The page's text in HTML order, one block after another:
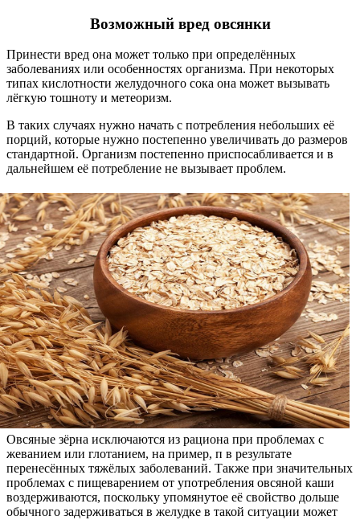
Возможный вред овсянки
Принести вред она может только при определённых
заболеваниях или особенностях организма. При некоторых
типах кислотности желудочного сока она может вызывать
лёгкую тошноту и метеоризм.
В таких случаях нужно начать с потребления небольших её
порций, которые нужно постепенно увеличивать до размеров
стандартной. Организм постепенно приспосабливается и в
дальнейшем её потребление не вызывает проблем.
Овсяные зёрна исключаются из рациона при проблемах с
жеванием или глотанием, на пример, п в результате
перенесённых тяжёлых заболеваний. Также при значительных
проблемах с пищеварением от употребления овсяной каши
воздерживаются, поскольку упомянутое её свойство дольше
обычного задерживаться в желудке в такой ситуации может